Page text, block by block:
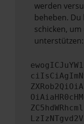
werden
beheben. Du
schicken,
unterstützen: